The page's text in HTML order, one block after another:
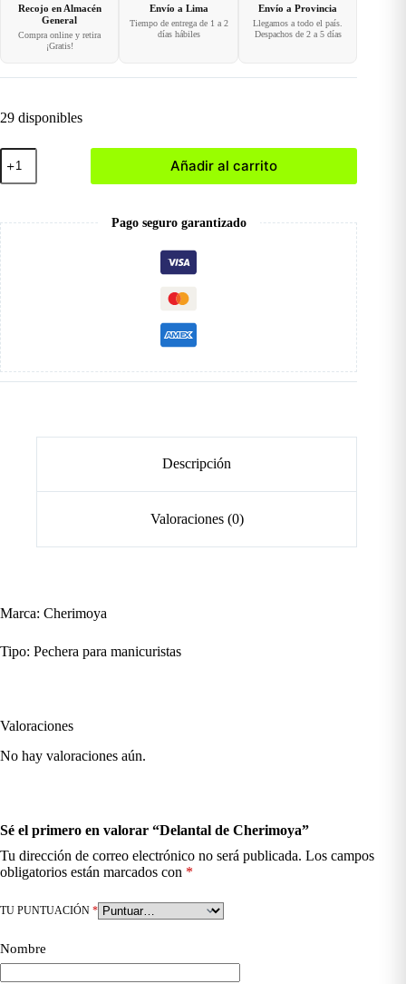
Recojo en Almacén
General
Compra online y retira
¡Gratis!
Envío a Lima
Tiempo de entrega de 1 a 2
días hábiles
Envío a Provincia
Llegamos a todo el país.
Despachos de 2 a 5 días
29 disponibles
Delantal
de
Cherimoya
Añadir al carrito
Pago seguro garantizado
Descripción
Valoraciones (0)
Marca: Cherimoya
Tipo: Pechera para manicuristas
Valoraciones
No hay valoraciones aún.
Sé el primero en valorar “Delantal de Cherimoya”
Tu dirección de correo electrónico no será publicada. Los campos
obligatorios están marcados con *
TU PUNTUACIÓN *
Nombre